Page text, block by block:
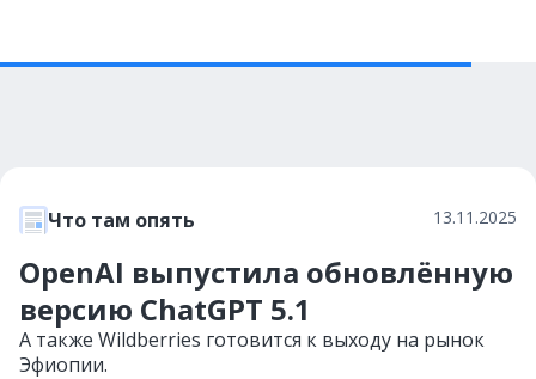
Что там опять 13.11.2025
OpenAI выпустила обновлённую
версию ChatGPT 5.1
А также Wildberries готовится к выходу на рынок
Эфиопии.